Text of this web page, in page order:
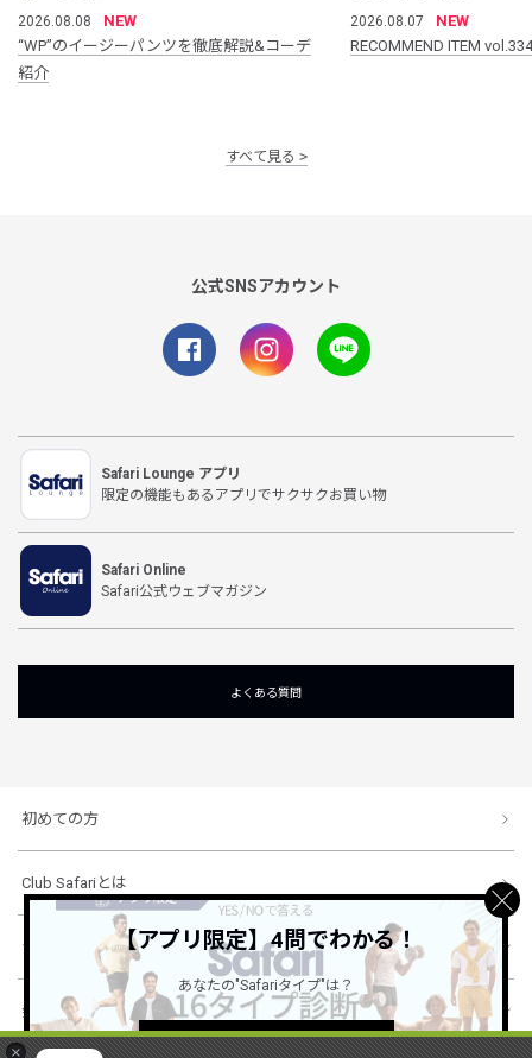
×
2026.08.08
NEW
“WP”のイージーパンツを徹底解説&コーデ
紹介
2026.08.07
NEW
RECOMMEND ITEM vol.334
すべて見る
公式SNSアカウント
Safari Lounge アプリ
限定の機能もあるアプリでサクサクお買い物
Safari Online
Safari公式ウェブマガジン
よくある質問
初めての方
Club Safariとは
ショッピングガイド
会社概要・規約
【アプリ限定】4問でわかる！
あなたの"Safariタイプ"は？
詳しくはこちら ＞